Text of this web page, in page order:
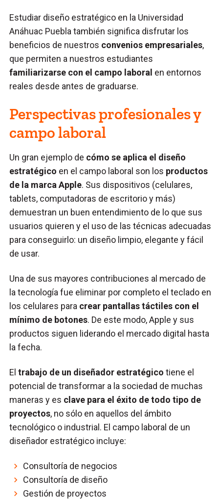
Estudiar diseño estratégico en la Universidad
Anáhuac Puebla también significa disfrutar los
beneficios de nuestros convenios empresariales,
que permiten a nuestros estudiantes
familiarizarse con el campo laboral en entornos
reales desde antes de graduarse.
Perspectivas profesionales y
campo laboral
Un gran ejemplo de cómo se aplica el diseño
estratégico en el campo laboral son los productos
de la marca Apple. Sus dispositivos (celulares,
tablets, computadoras de escritorio y más)
demuestran un buen entendimiento de lo que sus
usuarios quieren y el uso de las técnicas adecuadas
para conseguirlo: un diseño limpio, elegante y fácil
de usar.
Una de sus mayores contribuciones al mercado de
la tecnología fue eliminar por completo el teclado en
los celulares para crear pantallas táctiles con el
mínimo de botones. De este modo, Apple y sus
productos siguen liderando el mercado digital hasta
la fecha.
Eltrabajo de un diseñador estratégico tiene el
potencial de transformar a la sociedad de muchas
maneras y es clave para el éxito de todo tipo de
proyectos, no sólo en aquellos del ámbito
tecnológico o industrial. El campo laboral de un
diseñador estratégico incluye:
Consultoría de negocios
Consultoría de diseño
Gestión de proyectos